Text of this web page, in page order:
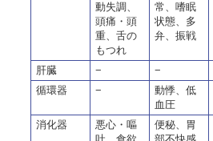
動失調、
頭痛・頭
重、舌の
もつれ
常、嗜眠
状態、多
弁、振戦
肝臓 − −
循環器
−
動悸、低
血圧
消化器
悪心・嘔
便秘、胃